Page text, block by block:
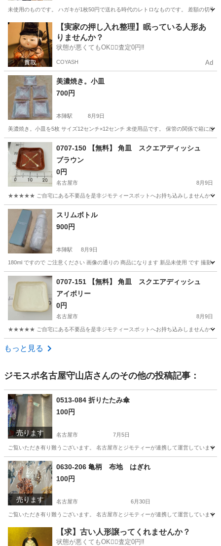
未使用のものです。 ハガキが1枚50円で送れる時代のレトロなものです。 差額の切
愛知 刈谷市 刈谷駅 その他
【実家の押し入れ整理】眠っている人形あ
りませんか？
状態が悪くてもOK🙆‍♀️査定0円‼️
COYASH Ad
美濃焼き。小皿
700円
本陣駅 8月9日
美濃焼き。小皿を5枚 サイズ12センチ×12センチ 未使用品です。 保管の関係で箱にほ
愛知 名古屋市 家庭用品 小皿
0707-150 【無料】 角皿 スクエアディッシュ
ブラウン
0円
名古屋市 8月9日
★★★★★ ご自宅にある不要品を是非ジモティースポットへお持ち込みしませんか？
愛知 名古屋市 食器
スリムボトル
900円
本陣駅 8月9日
180ml ですので ご注意ください 画像の通りの 商品になります 新品未使用 です 撮影の
愛知 名古屋市 家庭用品 通り
0707-151 【無料】 角皿 スクエアディッシュ
アイボリー
0円
名古屋市 8月9日
★★★★★ ご自宅にある不要品を是非ジモティースポットへお持ち込みしませんか？
愛知 名古屋市
もっと見る
ジモスポ名古屋守山店さんのその他の投稿記事：
売ります
0513-084 折りたたみ傘
100円
名古屋市 7月5日
ご覧いただき有り難うございます。 名古屋市とジモティーが連携して運営してい
愛知 名古屋市 リユース
売ります
0630-206 亀柄 布地 はぎれ
100円
名古屋市 6月30日
ご覧いただき有り難うございます。 名古屋市とジモティーが連携して運営してい
ファブリック、カバー リユース
【求】古い人形譲ってくれませんか？
状態が悪くてもOK🙆‍♀️査定0円‼️